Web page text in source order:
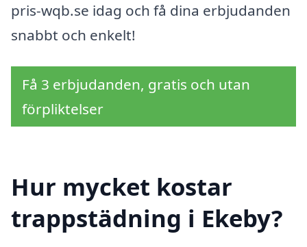
pris-wqb.se idag och få dina erbjudanden
snabbt och enkelt!
Få 3 erbjudanden, gratis och utan
förpliktelser
Hur mycket kostar
trappstädning i Ekeby?